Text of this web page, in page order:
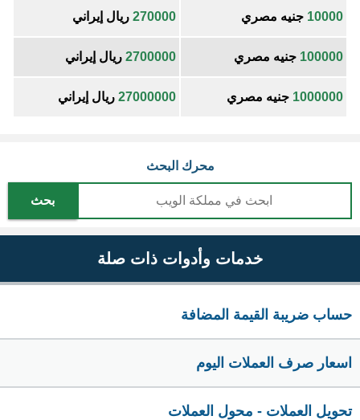
10000 جنيه مصري 270000 ريال إيراني
100000 جنيه مصري 2700000 ريال إيراني
1000000 جنيه مصري 27000000 ريال إيراني
محرك البحث
بحث
خدمات وأدوات ذات صلة
حساب ضريبة القيمة المضافة
اسعار صرف العملات اليوم
تحويل العملات - محول العملات